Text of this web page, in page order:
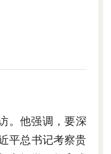
。他强调，要深
平总书记考察贵